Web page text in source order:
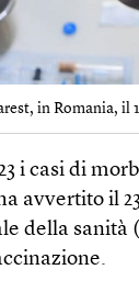
in Romania, il
i casi di
avvertito il
della sanità